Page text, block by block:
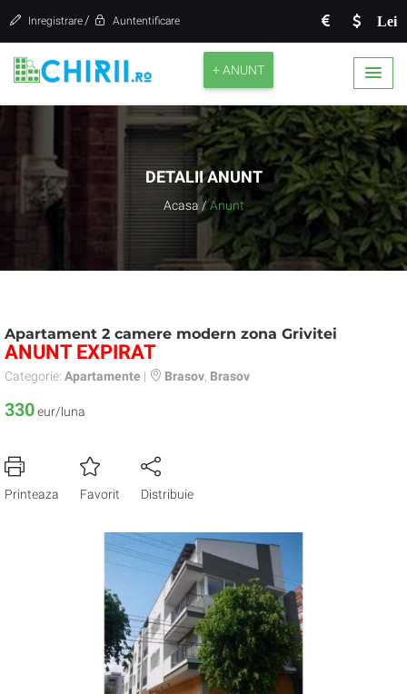
Lei
Inregistrare / Auntentificare
+ ANUNT
DETALII ANUNT
Acasa / Anunt
Apartament 2 camere modern zona Grivitei
ANUNT EXPIRAT
Categorie: Apartamente | Brasov Brasov
330eur/luna
Printeaza Favorit Distribuie